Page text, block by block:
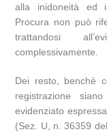
alla inidoneità ed
Procura non può
trattandosi
complessivamente.
Dei resto, benchè
registrazione
evidenziato
(Sez. U, n. 36359